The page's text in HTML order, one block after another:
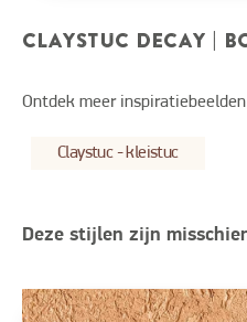
CLAYSTUC DECAY |
Ontdek meer
Claystuc - kleistuc
Deze stijlen zijn